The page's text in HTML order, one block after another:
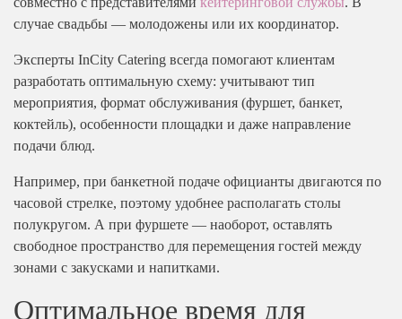
Пушкино
Раменское
Химки
случае свадьбы — молодожены или их координатор.
Эксперты InCity Catering всегда помогают клиентам
разработать оптимальную схему: учитывают тип
мероприятия, формат обслуживания (фуршет, банкет,
коктейль), особенности площадки и даже направление
подачи блюд.
Например, при банкетной подаче официанты двигаются по
часовой стрелке, поэтому удобнее располагать столы
полукругом. А при фуршете — наоборот, оставлять
свободное пространство для перемещения гостей между
зонами с закусками и напитками.
Оптимальное время для